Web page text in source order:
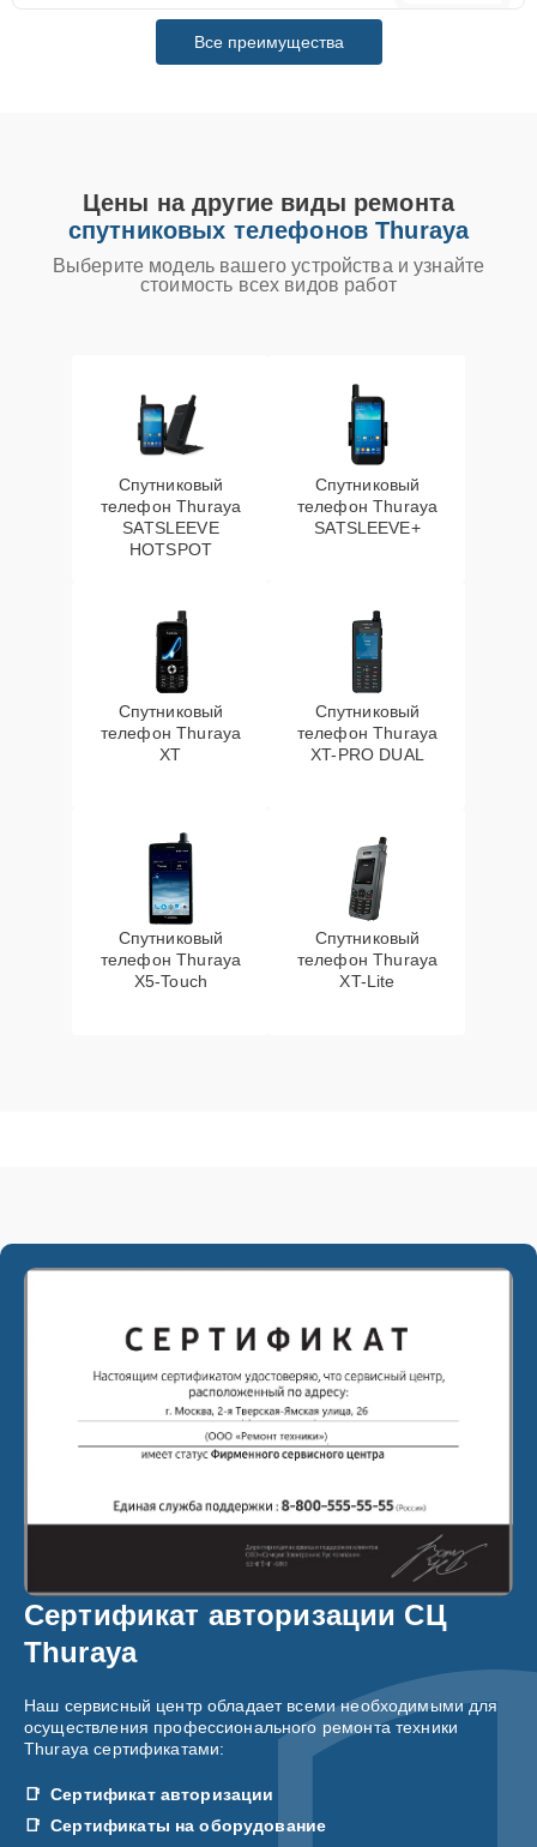
Все преимущества
Цены на другие виды ремонта
спутниковых телефонов Thuraya
Выберите модель вашего устройства и узнайте
стоимость всех видов работ
Спутниковый
телефон Thuraya
SATSLEEVE
HOTSPOT
Спутниковый
телефон Thuraya
SATSLEEVE+
Спутниковый
телефон Thuraya
XT
Спутниковый
телефон Thuraya
XT-PRO DUAL
Спутниковый
телефон Thuraya
X5-Touch
Спутниковый
телефон Thuraya
XT-Lite
Сертификат авторизации СЦ
Thuraya
Наш сервисный центр обладает всеми необходимыми для
осуществления профессионального ремонта техники
Thuraya сертификатами:
Сертификат авторизации
Сертификаты на оборудование